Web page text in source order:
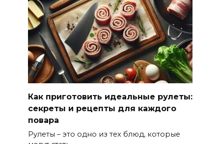
Как приготовить идеальные рулеты:
секреты и рецепты для каждого
повара
Рулеты – это одно из тех блюд, которые